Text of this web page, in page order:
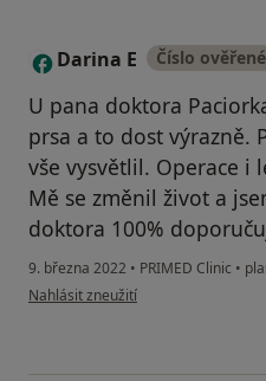
D Darina E Číslo ověřené
U pana doktora
prsa a to dost výrazně.
vše vysvětlil. Operace i
Mě se změnil život a
doktora 100%
9. března 2022 • PRIMED Clinic •
podle názoru uživatele Darina E
Nahlásit zneužití